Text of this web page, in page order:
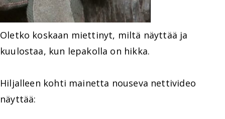
Oletko koskaan miettinyt, miltä näyttää ja
kuulostaa, kun lepakolla on hikka.
Hiljalleen kohti mainetta nouseva nettivideo
näyttää: